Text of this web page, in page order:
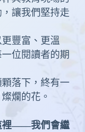
讓我們堅持走
豐富、更溫
位閱讀者的期
落下，終有一
爛的花。
裡——我們會繼